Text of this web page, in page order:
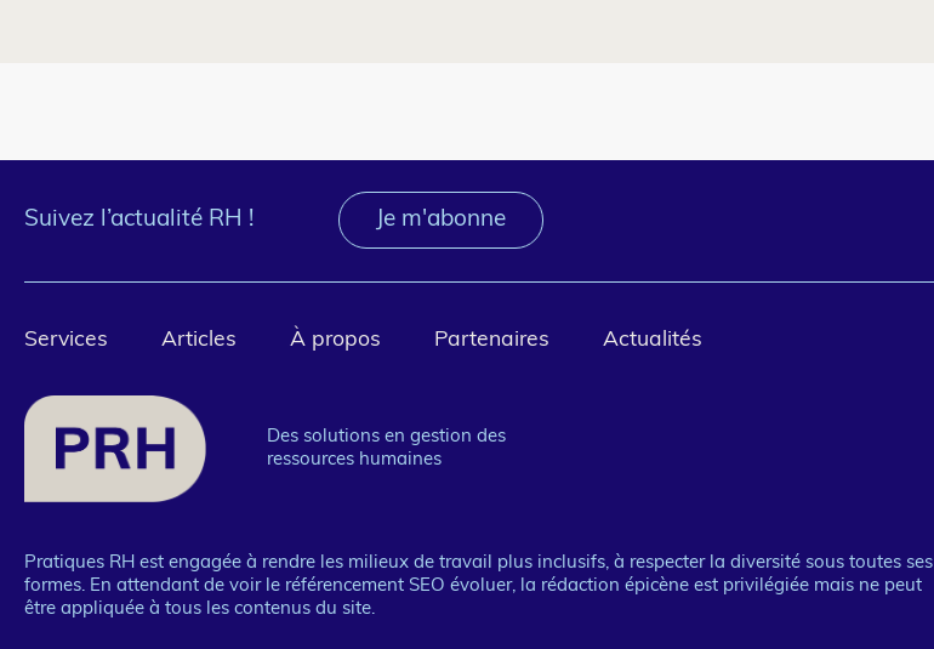
Suivez l’actualité RH ! Je m'abonne
Pied
de
page
Services Articles À propos Partenaires Actualités
Des solutions en gestion des
ressources humaines
Pratiques RH est engagée à rendre les milieux de travail plus inclusifs, à respecter la diversité sous toutes ses
formes. En attendant de voir le référencement SEO évoluer, la rédaction épicène est privilégiée mais ne peut
être appliquée à tous les contenus du site.